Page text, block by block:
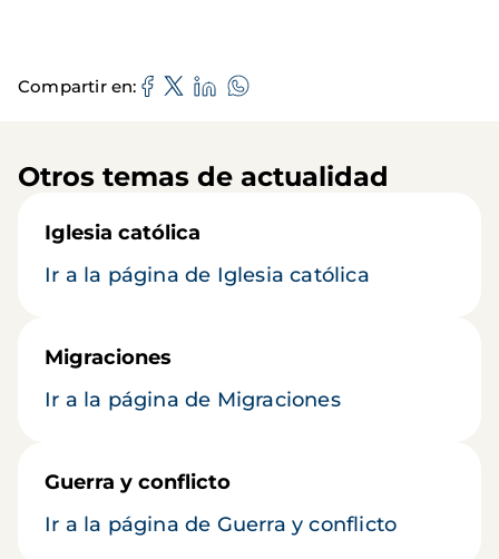
Compartir en
Otros temas de actualidad
Iglesia católica
Ir a la página de Iglesia católica
Migraciones
Ir a la página de Migraciones
Guerra y conflicto
Ir a la página de Guerra y conflicto